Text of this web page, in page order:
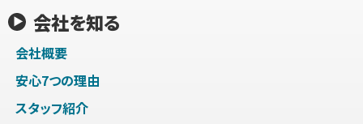
会社を知る
会社概要
安心7つの理由
スタッフ紹介